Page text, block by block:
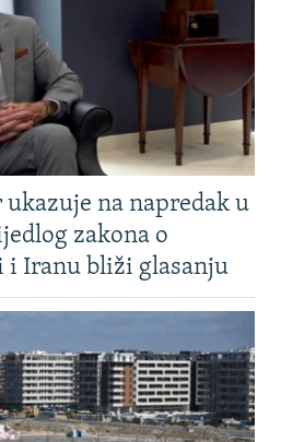
na napredak u
zakona o
i Iranu bliži glasanju